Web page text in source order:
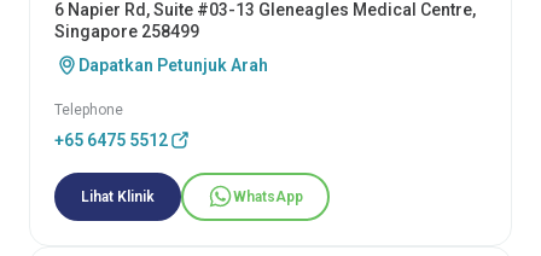
6 Napier Rd, Suite #03-13 Gleneagles Medical Centre,
Singapore 258499
Dapatkan Petunjuk Arah
Telephone
+65 6475 5512
Lihat Klinik WhatsApp